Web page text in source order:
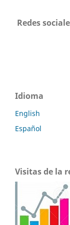
Redes
Idioma
English
Español
Visitas de la